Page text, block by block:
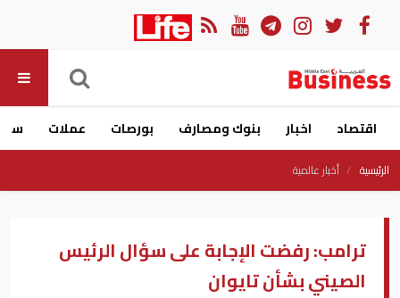
اقتصاد اخبار بنوك ومصارف بورصات عملات
الرئيسية أخبار عالمية
ترامب: رفضت الإجابة على سؤال الرئيس
الصيني بشأن تايوان